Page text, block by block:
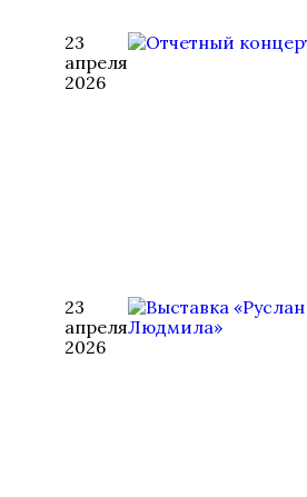
23
апреля
2026
23
апреля
2026